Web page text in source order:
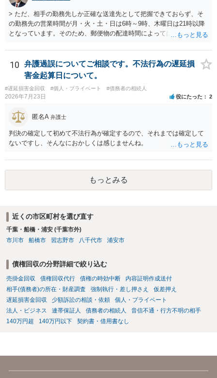
> ただ、相手の勤務先しか正確な送達先として把握できておらず、そ
の勤務先の営業時間が月・火・土・日は6時～9時、木曜日は21時以降
となっています。そのため、郵便物の配達時間によっては受け取りが
夜間の送達を上申するのが基本になりますが、感覚的には郵便局を動
かすには早すぎるので執行官送達を申し立てる必要があるかもしれま
せん。裁判所としては（あまりに特殊すぎて）就業場所送達を認めな
い可能性もありますし、執行官送達には費用もかかりますので、まず
は裁判所へ相談した方がよいと思います。
10
弁護過誤についてご相談です。不法行為の遅延損
害金起算日について。
#遅延損害金回収 #個人・プライベート #債務者の相続人
2026年7月23日 役にたった 2
匿名A 弁護士
判決の確定して初めて不法行為が確定するので、それまでは確定して
ないですし、そんなにおかしくは感じませんね。
もっとみる
近くの市区町村を選び直す
千葉・船橋・浦安 (千葉市外)
市川市
船橋市 習志野市 八千代市 浦安市
債権回収の分野詳細で絞り込む
売掛金回収 債権回収代行 債権の時効中断
内容証明作成送付
相手(債務者)の所在・財産調査
強制執行・差し押さえ
仮差押え
遅延損害金回収
少額訴訟の相談・依頼
個人・プライベート
法人・ビジネス
連帯保証人 債務者の相続人
音信不通・行方不明の相手
140万円超
140万円以下 契約書・借用書なし